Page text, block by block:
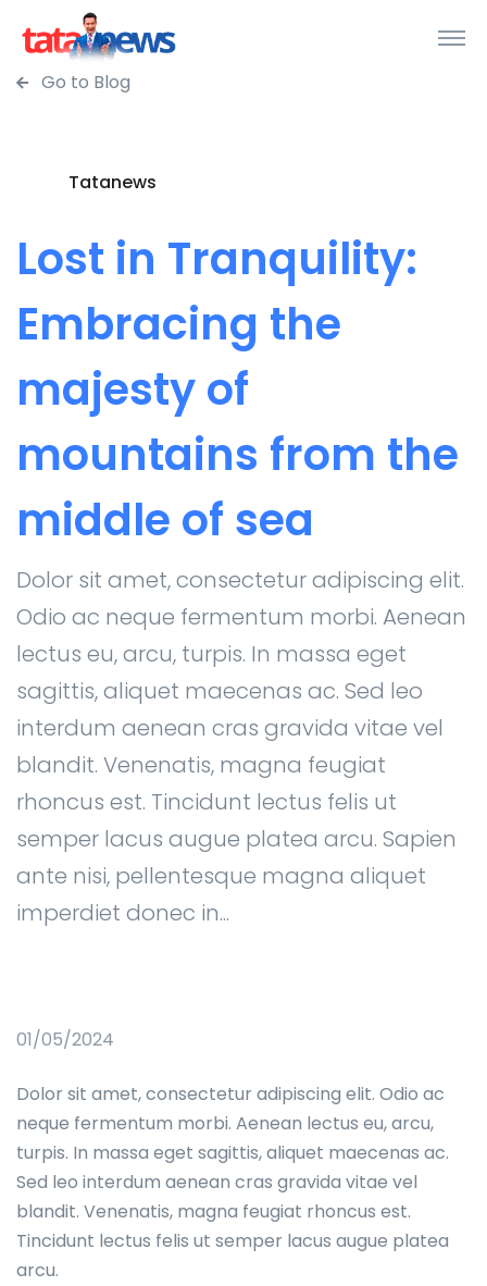
Go to Blog
Tatanews
Lost in Tranquility:
Embracing the
majesty of
mountains from the
middle of sea
Dolor sit amet, consectetur adipiscing elit.
Odio ac neque fermentum morbi. Aenean
lectus eu, arcu, turpis. In massa eget
sagittis, aliquet maecenas ac. Sed leo
interdum aenean cras gravida vitae vel
blandit. Venenatis, magna feugiat
rhoncus est. Tincidunt lectus felis ut
semper lacus augue platea arcu. Sapien
ante nisi, pellentesque magna aliquet
imperdiet donec in...
01/05/2024
Dolor sit amet, consectetur adipiscing elit. Odio ac
neque fermentum morbi. Aenean lectus eu, arcu,
turpis. In massa eget sagittis, aliquet maecenas ac.
Sed leo interdum aenean cras gravida vitae vel
blandit. Venenatis, magna feugiat rhoncus est.
Tincidunt lectus felis ut semper lacus augue platea
arcu.